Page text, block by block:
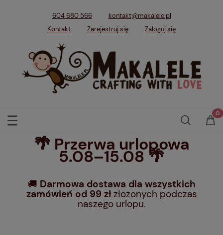
604 680 566
kontakt@makalele.pl
Kontakt
Zarejestruj się Zaloguj się
🌴 Przerwa urlopowa
5.08–15.08 🌴
🚚 Darmowa dostawa dla wszystkich
zamówień od 99 złzłożonych podczas
naszego urlopu.